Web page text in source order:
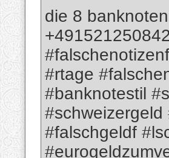
die 8
#rtage
#banknotestil
#falschgeldf